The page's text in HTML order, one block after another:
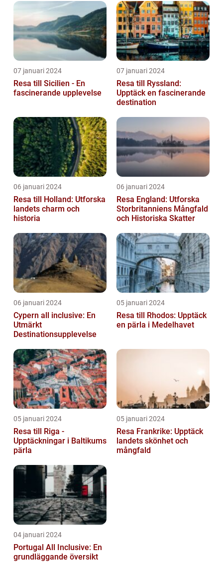
07 januari 2024
Resa till Sicilien - En
fascinerande upplevelse
07 januari 2024
Resa till Ryssland:
Upptäck en fascinerande
destination
06 januari 2024
Resa till Holland: Utforska
landets charm och
historia
06 januari 2024
Resa England: Utforska
Storbritanniens Mångfald
och Historiska Skatter
06 januari 2024
Cypern all inclusive: En
Utmärkt
Destinationsupplevelse
05 januari 2024
Resa till Rhodos: Upptäck
en pärla i Medelhavet
05 januari 2024
Resa till Riga -
Upptäckningar i Baltikums
pärla
05 januari 2024
Resa Frankrike: Upptäck
landets skönhet och
mångfald
04 januari 2024
Portugal All Inclusive: En
grundläggande översikt